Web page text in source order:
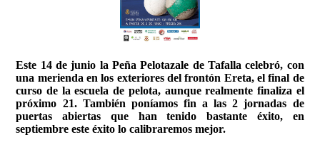
Este 14 de junio la Peña Pelotazale de Tafalla celebró, con
una merienda en los exteriores del frontón Ereta, el final de
curso de la escuela de pelota, aunque realmente finaliza el
próximo 21. También poníamos fin a las 2 jornadas de
puertas abiertas que han tenido bastante éxito, en
septiembre este éxito lo calibraremos mejor.